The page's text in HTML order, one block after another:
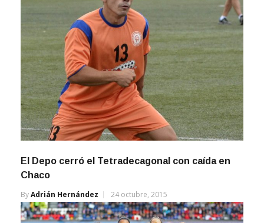
El Depo cerró el Tetradecagonal con caída en
Chaco
ByAdrián Hernández 24 octubre, 2015